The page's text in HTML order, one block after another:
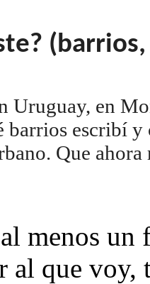
Uruguay, en
barrios escribí
Que
menos
al que voy,